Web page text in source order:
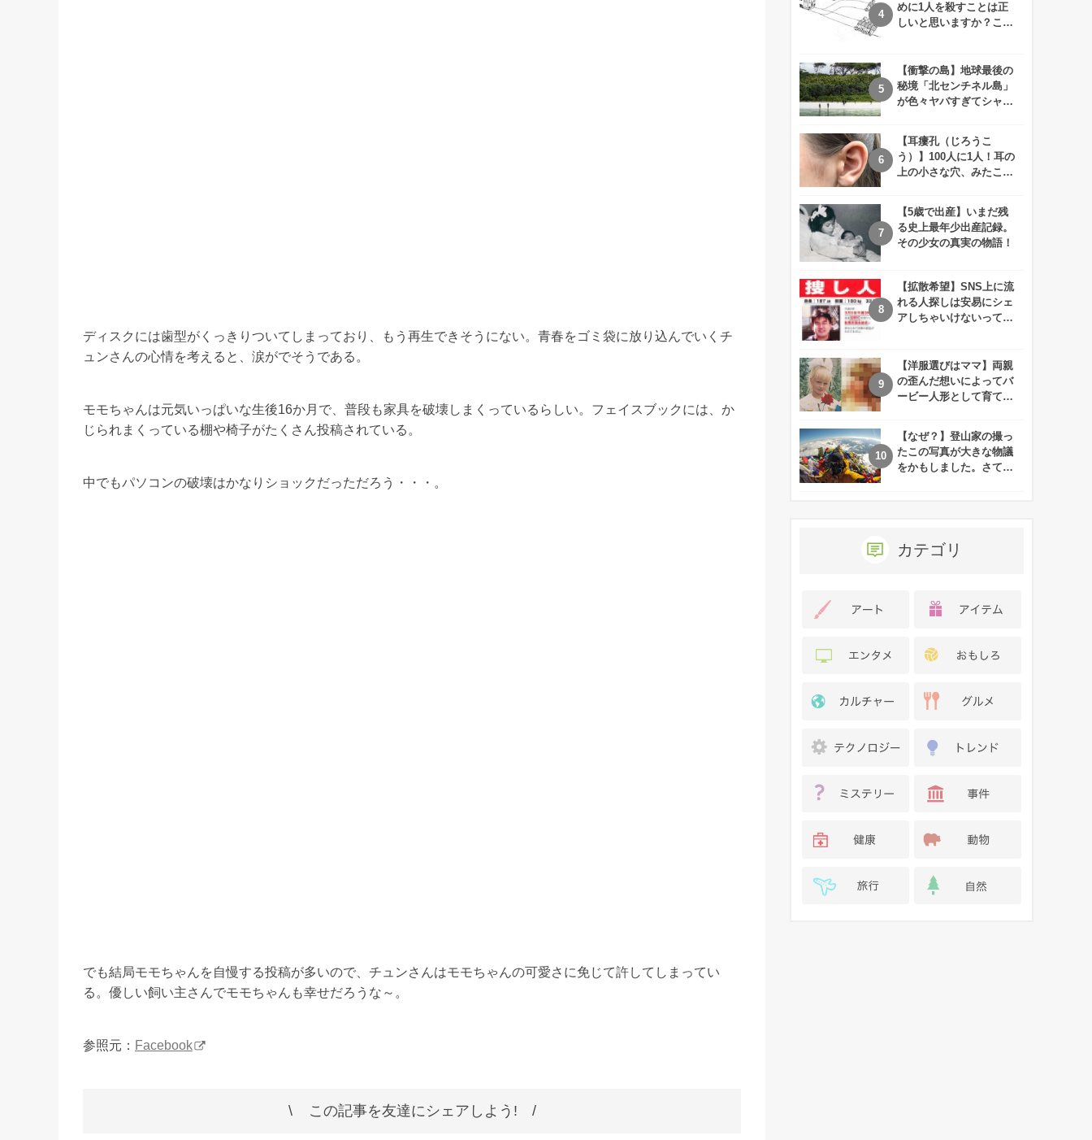
ディスクには歯型がくっきりついてしまっており、もう再生できそうにない。青春をゴミ袋に放り込んでいくチ
ュンさんの心情を考えると、涙がでそうである。
モモちゃんは元気いっぱいな生後16か月で、普段も家具を破壊しまくっているらしい。フェイスブックには、か
じられまくっている棚や椅子がたくさん投稿されている。
中でもパソコンの破壊はかなりショックだっただろう・・・。
でも結局モモちゃんを自慢する投稿が多いので、チュンさんはモモちゃんの可愛さに免じて許してしまってい
る。優しい飼い主さんでモモちゃんも幸せだろうな～。
参照元： Facebook
この記事を友達にシェアしよう! /
めに1人を殺すことは正
しいと思いますか？この
【衝撃の島】地球最後の
秘境「北センチネル島」
が色々ヤバすぎてシャレ
【耳瘻孔（じろうこ
う）】100人に1人！耳の
上の小さな穴、みたこと
【5歳で出産】いまだ残
る史上最年少出産記録。
その少女の真実の物語！
【拡散希望】SNS上に流
れる人探しは安易にシェ
アしちゃいけないって知
【洋服選びはママ】両親
の歪んだ想いによってバ
ービー人形として育てら
【なぜ？】登山家の撮っ
たこの写真が大きな物議
をかもしました。さて、
カテゴリ